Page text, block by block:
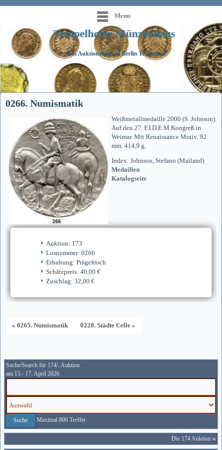
Menu
Tempelhofer Münzenhaus
Das Auktionshaus in Berlin Tempelhof
0266. Numismatik
Weißmetallmedaille 2000 (S. Johnson).
Auf den 27. F.I.D.E.M Kongreß in
Weimar. Mit Renaissance Motiv. 92
mm. 414,9 g.
Index: Johnson, Stefano (Mailand)
Medaillen
Katalogseite
Auktion: 173
Losnummer: 0266
Erhaltung: Prägefrisch
Schätzpreis: 40,00 €
Zuschlag: 32,00 €
« 0265. Numismatik 0228. Städte Celle »
Suche/Search für 174/. Auktion
am 15.- 17. April 2026
Maximal 800 Treffer
Die 174 Auktion